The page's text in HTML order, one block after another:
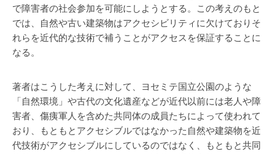
で障害者の社会参加を可能にしようとする。この考えのもと
では、自然や古い建築物はアクセシビリティに欠けておりそ
れらを近代的な技術で補うことがアクセスを保証することに
なる。
著者はこうした考えに対して、ヨセミテ国立公園のような
「自然環境」や古代の文化遺産などが近代以前には老人や障
害者、傷痍軍人を含めた共同体の成員たちによって使われて
おり、もともとアクセシブルではなかった自然や建築物を近
代技術がアクセシブルにしているのではなく、もともと共同